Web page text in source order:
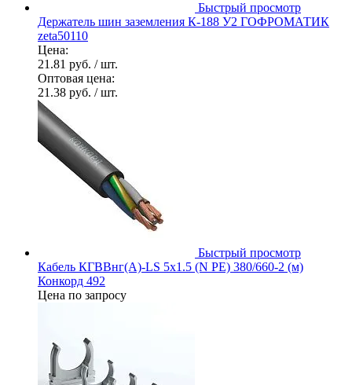
Быстрый просмотр
Держатель шин заземления К-188 У2 ГОФРОМАТИК
zeta50110
Цена:
21.81 руб. / шт.
Оптовая цена:
21.38 руб. / шт.
Быстрый просмотр
Кабель КГВВнг(А)-LS 5х1.5 (N PE) 380/660-2 (м)
Конкорд 492
Цена по запросу